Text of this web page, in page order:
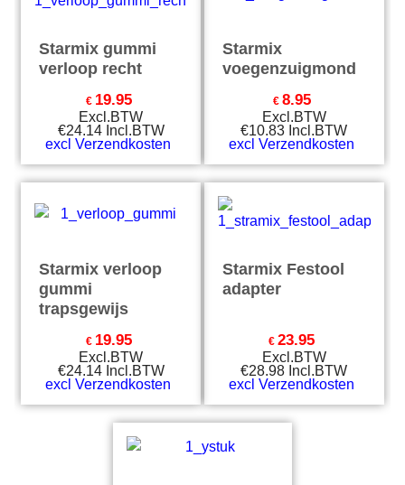
Starmix gummi
verloop recht
€ 19.95
Excl.BTW
€24.14 Incl.BTW
excl Verzendkosten
Starmix
voegenzuigmond
€ 8.95
Excl.BTW
€10.83 Incl.BTW
excl Verzendkosten
Starmix verloop
gummi
trapsgewijs
€ 19.95
Excl.BTW
€24.14 Incl.BTW
excl Verzendkosten
Starmix Festool
adapter
€ 23.95
Excl.BTW
€28.98 Incl.BTW
excl Verzendkosten